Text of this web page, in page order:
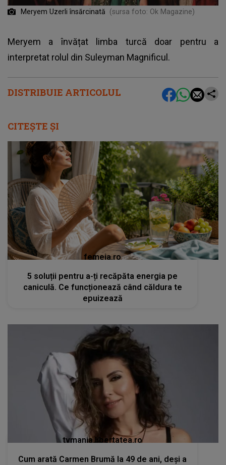
DISTRIBUIE ARTICOLUL
Meryem Uzerli însărcinată (sursa foto: Ok Magazine)
Meryem a învățat limba turcă doar pentru a
interpretat rolul din Suleyman Magnificul.
CITEȘTE ȘI
femeia.ro
5 soluții pentru a-ți recăpăta energia pe
caniculă. Ce funcționează când căldura te
epuizează
tvmania.libertatea.ro
Cum arată Carmen Brumă la 49 de ani, deși a